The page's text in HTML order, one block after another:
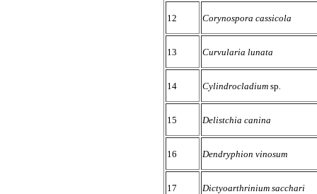
12 Corynospora cassicola
13 Curvularia lunata
14 Cylindrocladium sp
15 Delistchia canina
16 Dendryphion vinosum
17 Dictyoarthrinium sacchari